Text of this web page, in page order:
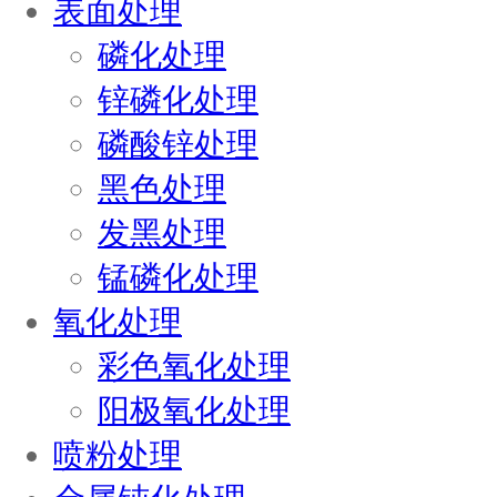
表面处理
磷化处理
锌磷化处理
磷酸锌处理
黑色处理
发黑处理
锰磷化处理
氧化处理
彩色氧化处理
阳极氧化处理
喷粉处理